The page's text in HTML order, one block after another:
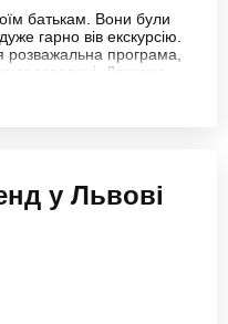
батькам. Вони були
гарно вів екскурсію.
розважальна програма,
задоволені. Дякуємо
у Львові